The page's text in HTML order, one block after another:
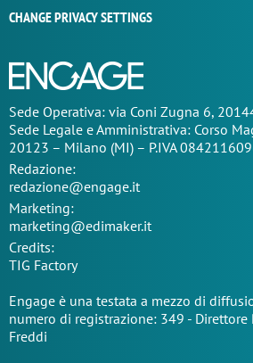
CHANGE PRIVACY SETTINGS
Sede Operativa: via Coni Zugna 6,
Sede Legale e Amministrativa: Corso
20123 – Milano (MI) – P.IVA
Redazione:
redazione@engage.it
Marketing:
marketing@edimaker.it
Credits:
TIG Factory
Engage è una testata a mezzo di
numero di registrazione: 349 - Direttore
Freddi